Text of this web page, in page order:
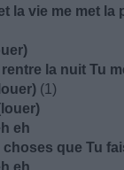
la vie me met la
la nuit Tu
(1)
eh
que Tu
eh